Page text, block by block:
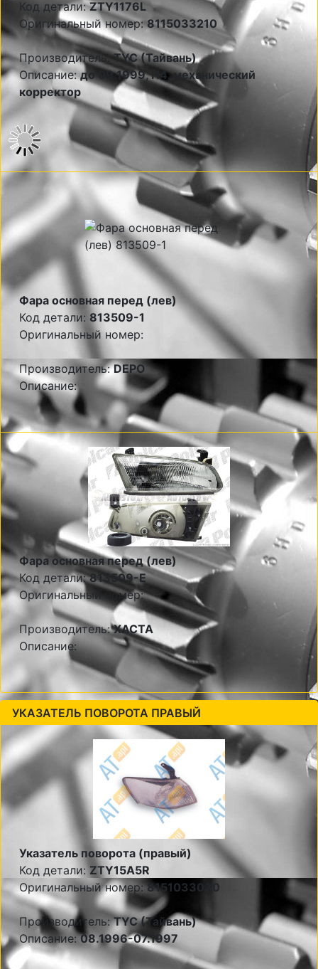
Код детали:ZTY1176L
Оригинальный номер:8115033210
Производитель:TYC (Тайвань)
Описание:до 09.1999, Н4, механический
корректор
Фара основная перед (лев)
Код детали: 813509-1
Оригинальный номер:
Производитель:DEPO
Описание:
Фара основная перед (лев)
Код детали:813509-E
Оригинальный номер:
Производитель:XACTA
Описание:
УКАЗАТЕЛЬ ПОВОРОТА ПРАВЫЙ
Указатель поворота (правый)
Код детали:ZTY15A5R
Оригинальный номер:8151033030
Производитель:TYC (Тайвань)
Описание:08.1996-07.1997